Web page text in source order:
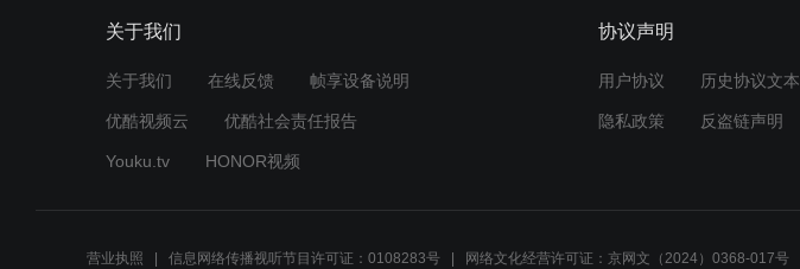
关于我们
关于我们 在线反馈 帧享设备说明
优酷视频云 优酷社会责任报告
Youku.tv HONOR视频
协议声明
用户协议 历史协议文本
隐私政策 反盗链声明
营业执照 信息网络传播视听节目许可证：0108283号 网络文化经营许可证：京网文（2024）0368-017号